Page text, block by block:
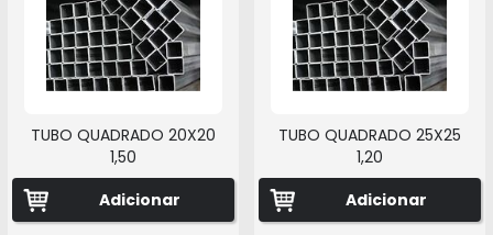
TUBO QUADRADO 20X20
1,50
Adicionar
TUBO QUADRADO 25X25
1,20
Adicionar